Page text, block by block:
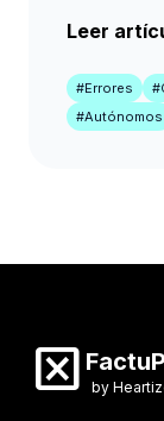
Leer
#Errores
#Autónomos
disabled_by_default
by